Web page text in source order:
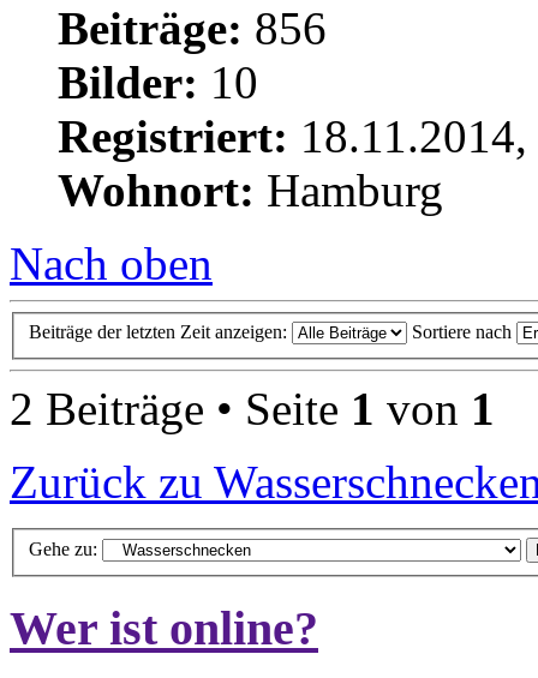
Beiträge: 856
Bilder: 10
Registriert:
Wohnort: Hamburg
Nach oben
Beiträge der letzten Zeit anzeigen: Sortiere nach
2 Beiträge • Seite 1 von 1
Zurück zu
Gehe zu:
Wer ist online?